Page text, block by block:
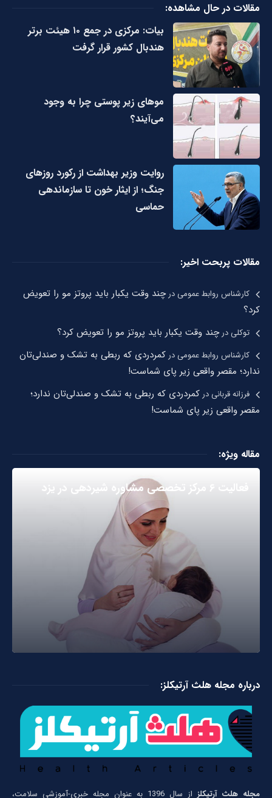
مقالات در حال مشاهده:
بیات: مرکزی در جمع ۱۰ هیئت برتر
هندبال کشور قرار گرفت
مو‌های زیر پوستی چرا به وجود
می‌آیند؟
روایت وزیر بهداشت از رکورد روزهای
جنگ؛ از ایثار خون تا سازماندهی
حماسی
مقالات پربحت اخیر:
کارشناس روابط عمومیدرچند وقت یکبار باید پروتز مو را تعویض
کرد؟
توکلیدرچند وقت یکبار باید پروتز مو را تعویض کرد؟
کارشناس روابط عمومیدر کمردردی که ربطی به تشک و صندلی‌تان
ندارد؛ مقصر واقعی زیر پای شماست!
فرزانه قربانیدر کمردردی که ربطی به تشک و صندلی‌تان ندارد؛
مقصر واقعی زیر پای شماست!
مقاله ویژه:
فعالیت ۶ مرکز تخصصی مشاوره شیردهی در یزد
درباره مجله هلث آرتیکلز:
مجله هلث آرتیکلز از سال 1396 به عنوان مجله خبری-آموزشی سلامت،